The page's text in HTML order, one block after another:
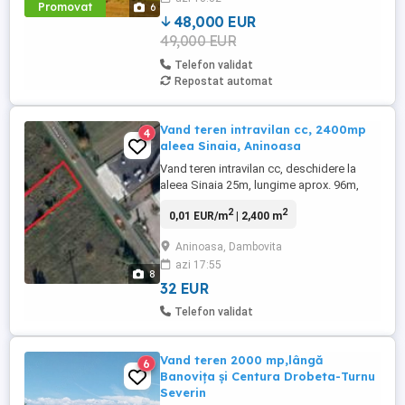
Promovat 6
900.000 mp şi găzduieşte ...
48,000 EUR
49,000 EUR
Telefon validat
Repostat automat
8
4
Vand teren intravilan cc, 2400mp
aleea Sinaia, Aninoasa
Vand teren intravilan cc, deschidere la
aleea Sinaia 25m, lungime aprox. 96m,
transport, utilitati(apa, canal, gaze, energie
inapropriere (aprox. 70m). Pe teren sunt
nivelate aprox. 120t zgura. Pret negociabil
32 Euro ...
0,01 EUR/m2| 2,400 m2
Aninoasa, Dambovita
azi 17:55
32 EUR
Telefon validat
6
Vand teren 2000 mp,lângă
Banovița și Centura Drobeta-Turnu
Severin